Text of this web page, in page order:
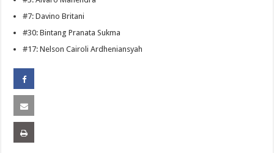
#7: Davino Britani
#30: Bintang Pranata Sukma
#17: Nelson Cairoli Ardheniansyah